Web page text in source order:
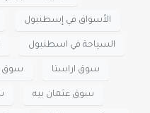
الأسواق في إسطنبول
السياحة في اسطنبول
سوق اراستا سوق
سوق عثمان بيه